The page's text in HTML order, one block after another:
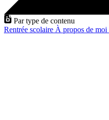
Par type de contenu
Rentrée scolaire À propos de moi